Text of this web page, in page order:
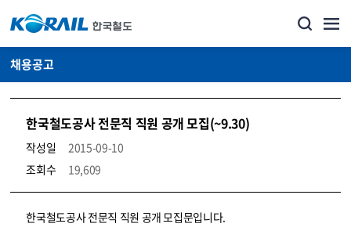
채용공고
한국철도공사 전문직 직원 공개 모집(~9.30)
작성일
2015-09-10
조회수
19,609
코레일소개_경영공시_채용공고 상세보기 – 내용, 파일, 담당자 연락처로 구성
한국철도공사 전문직 직원 공개 모집문입니다.